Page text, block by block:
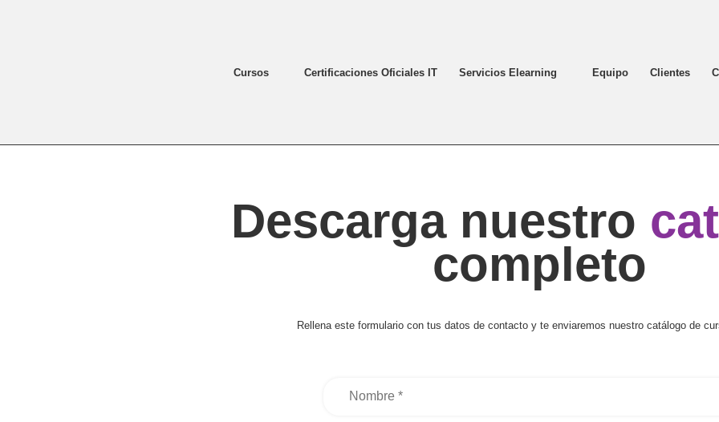
Cursos Certificaciones Oficiales IT Servicios Elearning Equipo Clientes
Descarga nuestro
completo
Rellena este formulario con tus datos de contacto y te enviaremos nuestro catálogo de